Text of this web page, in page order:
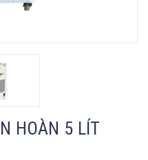
HOÀN 5 LÍT